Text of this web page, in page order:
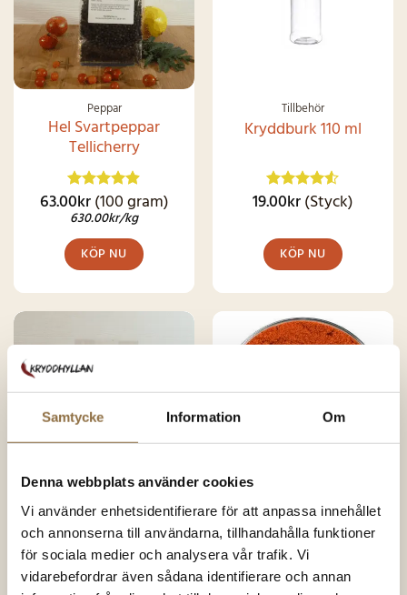
Samtycke Information Om
Denna webbplats använder cookies
Vi använder enhetsidentifierare för att anpassa innehållet
och annonserna till användarna, tillhandahålla funktioner
för sociala medier och analysera vår trafik. Vi
vidarebefordrar även sådana identifierare och annan
Peppar
Hel Svartpeppar
Tellicherry
Betygsatt
4.87 av 5
63.00kr(100 gram)
630.00kr/kg
KÖP NU
Tillbehör
Kryddburk 110 ml
Betygsatt
av 5
19.00kr(Styck)
KÖP NU
LAGER IGEN
Chili & chilipeppar
Gochugaru Koreanska
chiliflingor
Chili & chilipeppar
Carolina Reaper Chili
900.000-1,500.000 SHU